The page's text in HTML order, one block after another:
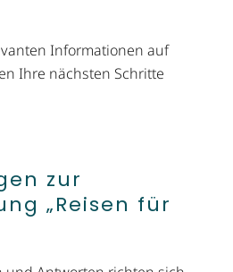
Informationen auf
Ihre nächsten Schritte
zur
„Reisen für